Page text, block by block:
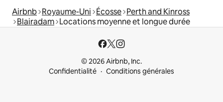
Airbnb Royaume-Uni Écosse Perth and Kinross
Blairadam Locations moyenne et longue durée
© 2026 Airbnb, Inc.
Confidentialité
Conditions générales